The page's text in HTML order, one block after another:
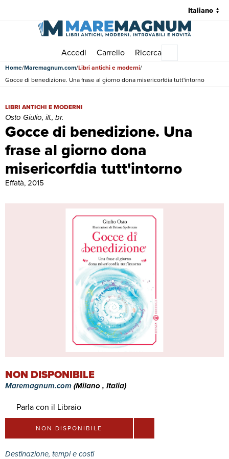
Accedi Carrello Ricerca
Home Maremagnum.com Libri antichi e moderni
Gocce di benedizione. Una frase al giorno dona misericorfdia tutt'intorno
Gocce di benedizione. Una
frase al giorno dona
misericorfdia tutt'intorno
Gocce di benedizione. Una frase al giorno dona misericorfdia
LIBRI ANTICHI E MODERNI
Osto Giulio, ill., br.
Effatà, 2015
NON DISPONIBILE
Maremagnum.com(Milano , Italia)
Parla con il Libraio
NON DISPONIBILE
Destinazione, tempi e costi